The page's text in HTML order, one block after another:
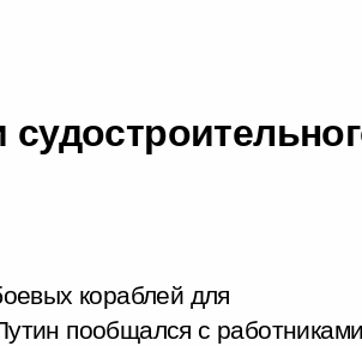
кораблей для
пообщался с работниками